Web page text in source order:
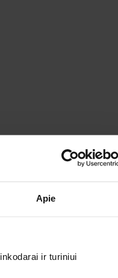
Apie
ir turiniui